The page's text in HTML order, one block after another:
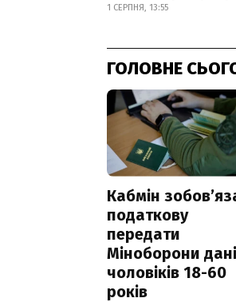
1 СЕРПНЯ, 13:55
ГОЛОВНЕ
Кабмін
податкову
передати
Міноборони дані
чоловіків 18-60
років